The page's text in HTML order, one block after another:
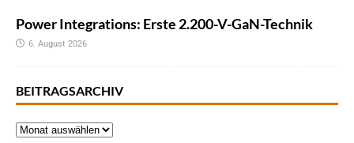
Power Integrations: Erste 2.200-V-GaN-Technik
6. August 2026
BEITRAGSARCHIV